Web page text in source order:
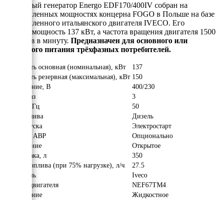
Дизельный генератор Energo EDF170/400IV собран на
промышленных мощностях концерна FOGO в Польше на базе
промышленного итальянского двигателя IVECO. Его
рабочая мощность 137 кВт, а частота вращения двигателя 1500
оборотов в минуту. Предназначен для основного или
резервного питания трёхфазных потребителей.
Мощность основная (номинальная), кВт
137
Мощность резервная (максимальная), кВт 150
Напряжение, В
400/230
Число фаз
3
Частота, Гц
50
Вид топлива
Дизель
Тип запуска
Электростарт
Наличие АВР
Опционально
Исполнение
Открытое
Объём бака, л
350
Расход топлива (при 75% нагрузке), л/ч
27.5
Двигатель
Iveco
Модель двигателя
NEF67TM4
Охлаждение
Жидкостное